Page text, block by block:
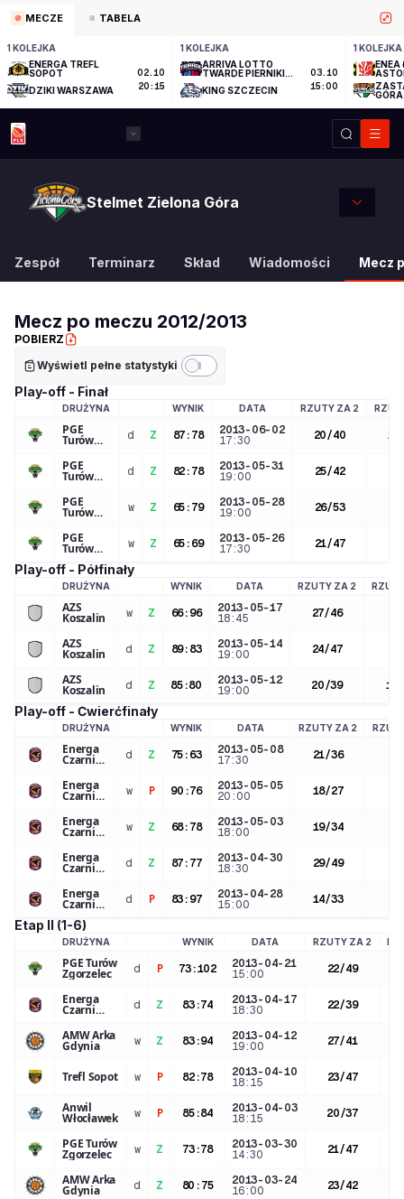
MECZE TABELA
1 KOLEJKA
ENERGA TREFL
SOPOT
DZIKI WARSZAWA
02.10
20:15
1 KOLEJKA
ARRIVA LOTTO
TWARDE PIERNIKI
KING SZCZECIN
03.10
15:00
1 KOLEJKA
ENEA
GÓRA
Stelmet Zielona Góra
Zespół Terminarz Skład Wiadomości Mecz
Mecz po meczu 2012/2013
POBIERZ
Wyświetl pełne statystyki
Play-off - Finał
LOGO DRUŻYNY
DRUŻYNA WYNIK DATA RZUTY ZA 2
PGE
Turów d Z 87 : 78
2013-06-02
17:30
20/40 10
PGE
Turów d Z 82 : 78
2013-05-31
19:00
25/42
PGE
Turów w Z 65 : 79
2013-05-28
19:00
26/53
PGE
Turów w Z 65 : 69
2013-05-26
17:30
21/47
Play-off - Półfinały
LOGO DRUŻYNY
DRUŻYNA WYNIK DATA RZUTY ZA 2
AZS
Koszalin w Z 66: 96
2013-05-17
18:45
27/46
AZS
Koszalin d Z 89: 83
2013-05-14
19:00
24/47
AZS
Koszalin d Z 85:80
2013-05-12
19:00
20/39 11
Play-off - Ćwierćfinały
LOGO DRUŻYNY
DRUŻYNA WYNIK DATA RZUTY ZA 2
Energa
Czarni d Z 75 : 63
2013-05-08
17:30
21/36
Energa
Czarni w P 90 :76
2013-05-05
20:00
18/27
Energa
Czarni w Z 68: 78
2013-05-03
18:00
19/34
Energa
Czarni d Z 87 : 77
2013-04-30
18:30
29/49
Energa
Czarni d P 83 : 97
2013-04-28
15:00
14/33
Etap II (1-6)
LOGO DRUŻYNY
DRUŻYNA WYNIK DATA RZUTY ZA 2
PGE Turów
Zgorzelec d P 73:102
2013-04-21
15:00
22/49
Energa
Czarni d Z 83:74
2013-04-17
18:30
22/39
AMW Arka
Gdynia w Z 83:94
2013-04-12
19:00
27/41
Trefl Sopot w P 82:78
2013-04-10
18:15
23/47
Anwil
Włocławek w P 85:84
2013-04-03
18:15
20/37
PGE Turów
Zgorzelec w Z 73:78
2013-03-30
14:30
21/47
AMW Arka
Gdynia d Z 80 : 75
2013-03-24
16:00
23/42